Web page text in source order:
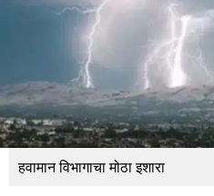
हवामान विभागाचा मोठा इशारा